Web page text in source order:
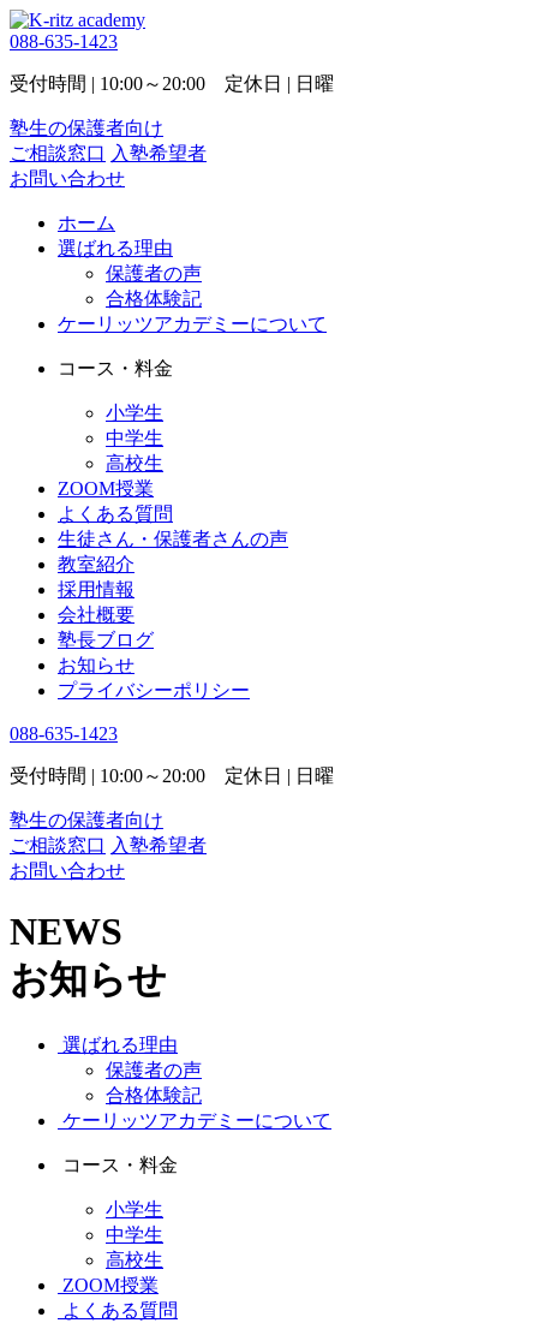
088-635-1423
受付時間 | 10:00～20:00 定休日 | 日曜
塾生の保護者向け
ご相談窓口 入塾希望者
お問い合わせ
ホーム
選ばれる理由
保護者の声
合格体験記
ケーリッツアカデミーについて
コース・料金
小学生
中学生
高校生
ZOOM授業
よくある質問
生徒さん・保護者さんの声
教室紹介
採用情報
会社概要
塾長ブログ
お知らせ
プライバシーポリシー
088-635-1423
受付時間 | 10:00～20:00 定休日 | 日曜
塾生の保護者向け
ご相談窓口 入塾希望者
お問い合わせ
NEWS
お知らせ
選ばれる理由
保護者の声
合格体験記
ケーリッツアカデミーについて
コース・料金
小学生
中学生
高校生
ZOOM授業
よくある質問